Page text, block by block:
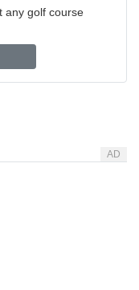
any golf course
AD